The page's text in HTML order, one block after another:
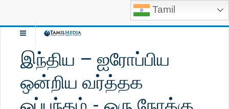
Tamil
இந்திய – ஐரோப்பிய
ஒன்றிய வர்த்தக